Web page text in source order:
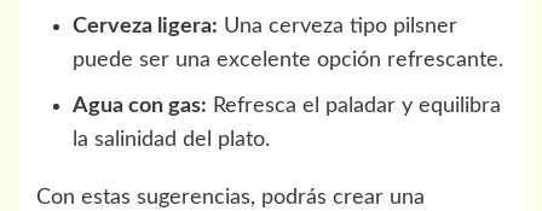
Cerveza ligera: Una cerveza tipo pilsner
puede ser una excelente opción refrescante.
Agua con gas: Refresca el paladar y equilibra
la salinidad del plato.
Con estas sugerencias, podrás crear una